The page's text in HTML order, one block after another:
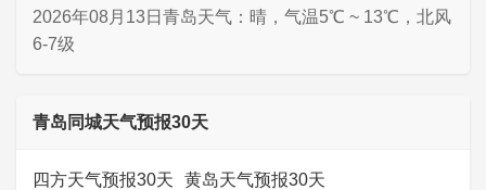
2026年08月13日青岛天气：晴，气温5℃ ~ 13℃，北风
6-7级
青岛同城天气预报30天
四方天气预报30天 黄岛天气预报30天